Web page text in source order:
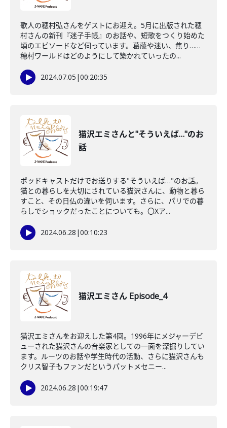
歌人の穂村弘さんをゲストにお迎え。5月に出版された穂
村さんの新刊『迷子手帳』のお話や、短歌をつくり始めた
頃のエピソードなど伺っています。葛藤や迷い、焦り……
穂村ワールドはどのようにして築かれていったの...
2024.07.05 |00:20:35
猫沢エミさんと"そういえば…"のお
話
ポッドキャストだけでお送りする"そういえば…"のお話。
猫との暮らしを大切にされている猫沢さんに、動物と暮ら
すこと、その日仏の違いを伺います。さらに、パリでの暮
らしでショックだったことについても。〇Xア...
2024.06.28 |00:10:23
猫沢エミさん Episode_4
猫沢エミさんをお迎えした第4回。1996年にメジャーデビ
ューされた猫沢さんの音楽家としての一面を深掘りしてい
ます。ルーツのお話や学生時代の活動、さらに猫沢さんも
クリス智子もファンだというパットメセニー...
2024.06.28 |00:19:47